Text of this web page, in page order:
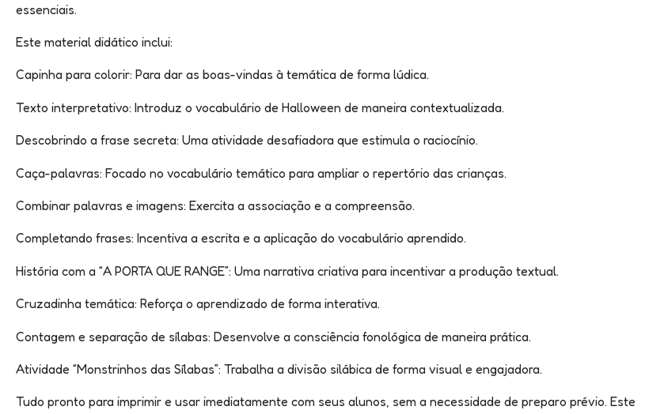
essenciais.
Este material didático inclui:
Capinha para colorir: Para dar as boas-vindas à temática de forma lúdica.
Texto interpretativo: Introduz o vocabulário de Halloween de maneira contextualizada.
Descobrindo a frase secreta: Uma atividade desafiadora que estimula o raciocínio.
Caça-palavras: Focado no vocabulário temático para ampliar o repertório das crianças.
Combinar palavras e imagens: Exercita a associação e a compreensão.
Completando frases: Incentiva a escrita e a aplicação do vocabulário aprendido.
História com a “A PORTA QUE RANGE”: Uma narrativa criativa para incentivar a produção textual.
Cruzadinha temática: Reforça o aprendizado de forma interativa.
Contagem e separação de sílabas: Desenvolve a consciência fonológica de maneira prática.
Atividade “Monstrinhos das Sílabas”: Trabalha a divisão silábica de forma visual e engajadora.
Tudo pronto para imprimir e usar imediatamente com seus alunos, sem a necessidade de preparo prévio. Este